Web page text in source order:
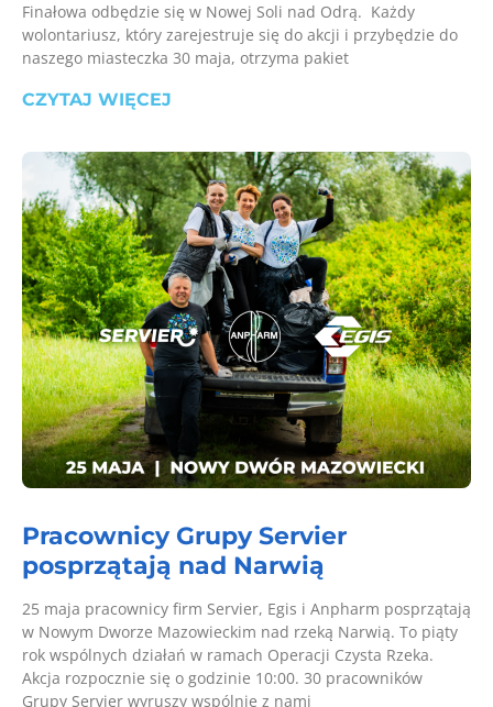
Finałowa odbędzie się w Nowej Soli nad Odrą. Każdy
wolontariusz, który zarejestruje się do akcji i przybędzie do
naszego miasteczka 30 maja, otrzyma pakiet
CZYTAJ WIĘCEJ
Pracownicy Grupy Servier
posprzątają nad Narwią
25 maja pracownicy firm Servier, Egis i Anpharm posprzątają
w Nowym Dworze Mazowieckim nad rzeką Narwią. To piąty
rok wspólnych działań w ramach Operacji Czysta Rzeka.
Akcja rozpocznie się o godzinie 10:00. 30 pracowników
Grupy Servier wyruszy wspólnie z nami